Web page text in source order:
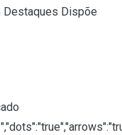
Destaques Dispõe